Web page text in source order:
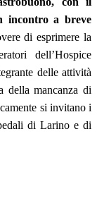
incontro a breve
di esprimere la
dell’Hospice
delle attività
mancanza di
si invitano i
di Larino e di